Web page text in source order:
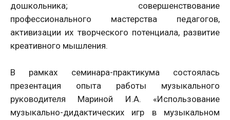
дошкольника; совершенствование
профессионального мастерства педагогов,
активизации их творческого потенциала, развитие
креативного мышления.
В рамках семинара-практикума состоялась
презентация опыта работы музыкального
руководителя Мариной И.А. «Использование
музыкально-дидактических игр в музыкальном